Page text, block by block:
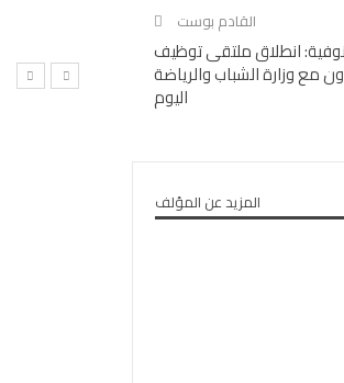
القادم بوست
انطلاق ملتقى توظيف
مع وزارة الشباب والرياضة
اليوم
المزيد عن المؤلف